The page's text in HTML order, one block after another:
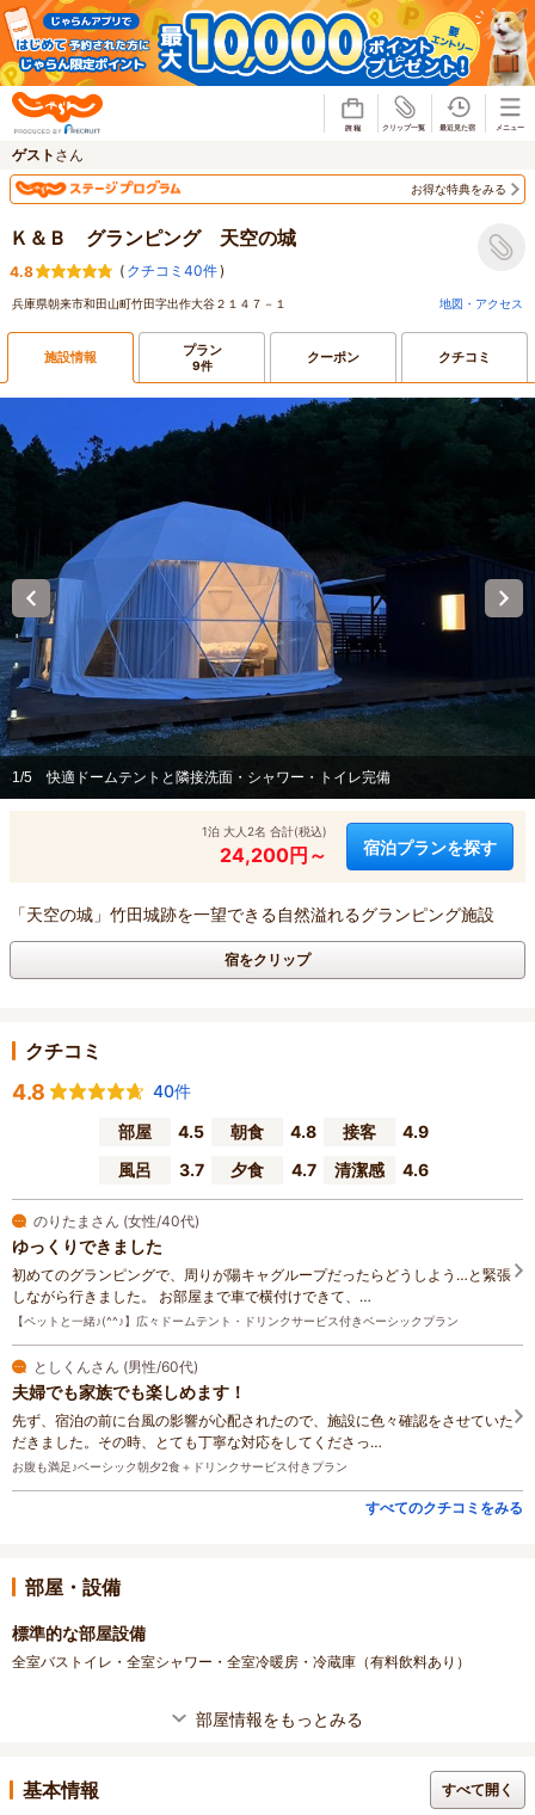
ゲスト さん
お得な特典をみる
Ｋ＆Ｂ グランピング 天空の城
4.8 ( クチコミ40件)
兵庫県朝来市和田山町竹田字出作大谷２１４７－１ 地図・アクセス
施設情報 プラン
9件 クーポン クチコミ
1/5 快適ドームテントと隣接洗面・シャワー・トイレ完備
1泊 大人2名 合計(税込)
24,200円～ 宿泊プランを探す
「天空の城」竹田城跡を一望できる自然溢れるグランピング施設
宿をクリップ
クチコミ
4.8
40件
部屋
4.5 朝食 4.8 接客
4.9
風呂
3.7 夕食 4.7 清潔感 4.6
のりたまさん (女性/40代)
ゆっくりできました
初めてのグランピングで、周りが陽キャグループだったらどうしよう…と緊張
しながら行きました。 お部屋まで車で横付けできて、…
【ペットと一緒♪(^^♪】広々ドームテント・ドリンクサービス付きベーシックプラン
としくんさん (男性/60代)
夫婦でも家族でも楽しめます！
先ず、宿泊の前に台風の影響が心配されたので、施設に色々確認をさせていた
だきました。その時、とても丁寧な対応をしてくださっ…
お腹も満足♪ベーシック朝夕2食＋ドリンクサービス付きプラン
すべてのクチコミをみる
部屋・設備
標準的な部屋設備
全室バストイレ・全室シャワー・全室冷暖房・冷蔵庫（有料飲料あり）
部屋情報をもっとみる
基本情報 すべて開く